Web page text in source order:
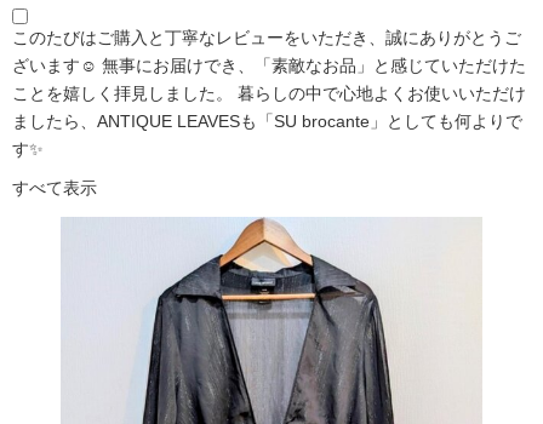
このたびはご購入と丁寧なレビューをいただき、誠にありがとうご
ざいます☺️ 無事にお届けでき、「素敵なお品」と感じていただけた
ことを嬉しく拝見しました。 暮らしの中で心地よくお使いいただけ
ましたら、ANTIQUE LEAVESも「SU brocante」としても何よりで
す✨
すべて表示